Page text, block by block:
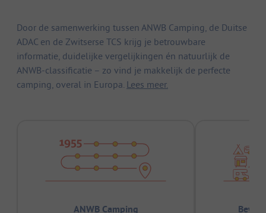
Door de samenwerking tussen ANWB Camping, de Duitse
ADAC en de Zwitserse TCS krijg je betrouwbare
informatie, duidelijke vergelijkingen én natuurlijk de
ANWB-classificatie – zo vind je makkelijk de perfecte
camping, overal in Europa. Lees meer.
ANWB Camping